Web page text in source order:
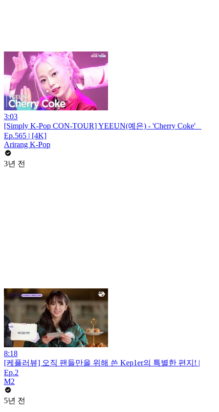
3:03
[Simply K-Pop CON-TOUR] YEEUN(예은) - 'Cherry Coke' _
Ep.565 | [4K]
Arirang K-Pop
3년 전
8:18
[케플러뷰] 오직 팬들만을 위해 쓴 Kep1er의 특별한 편지! |
Ep.2
M2
5년 전